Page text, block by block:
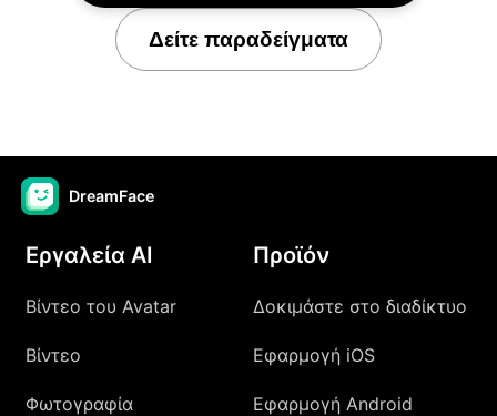
Δείτε παραδείγματα
DreamFace
Εργαλεία AI
Βίντεο του Avatar
Βίντεο
Φωτογραφία
Προϊόν
Δοκιμάστε στο διαδίκτυο
Εφαρμογή iOS
Εφαρμογή Android